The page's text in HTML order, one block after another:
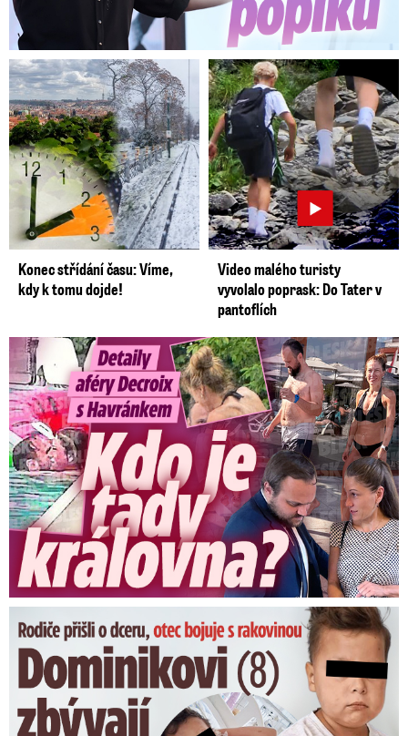
Konec střídání času: Víme,
kdy k tomu dojde!
Video malého turisty
vyvolalo poprask: Do Tater v
pantoflích
Detaily aféry Decroix s Havránkem: Kdo je tady královna?
Dominikovi (8) zbývají týdny života: Vzkaz od exprezidenta